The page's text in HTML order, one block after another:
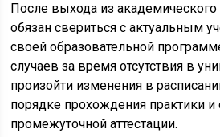
После выхода из академического
обязан свериться с актуальным
своей образовательной
случаев за время отсутствия в
произойти изменения в
порядке прохождения практики и
промежуточной аттестации.